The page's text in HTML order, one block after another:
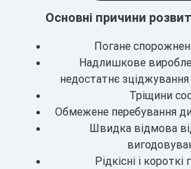
Основні причини
Погане
Надлишкове
недостатнє зціджування
Тріщини
Обмежене перебування
Швидка відмова
Рідкісні і короткі